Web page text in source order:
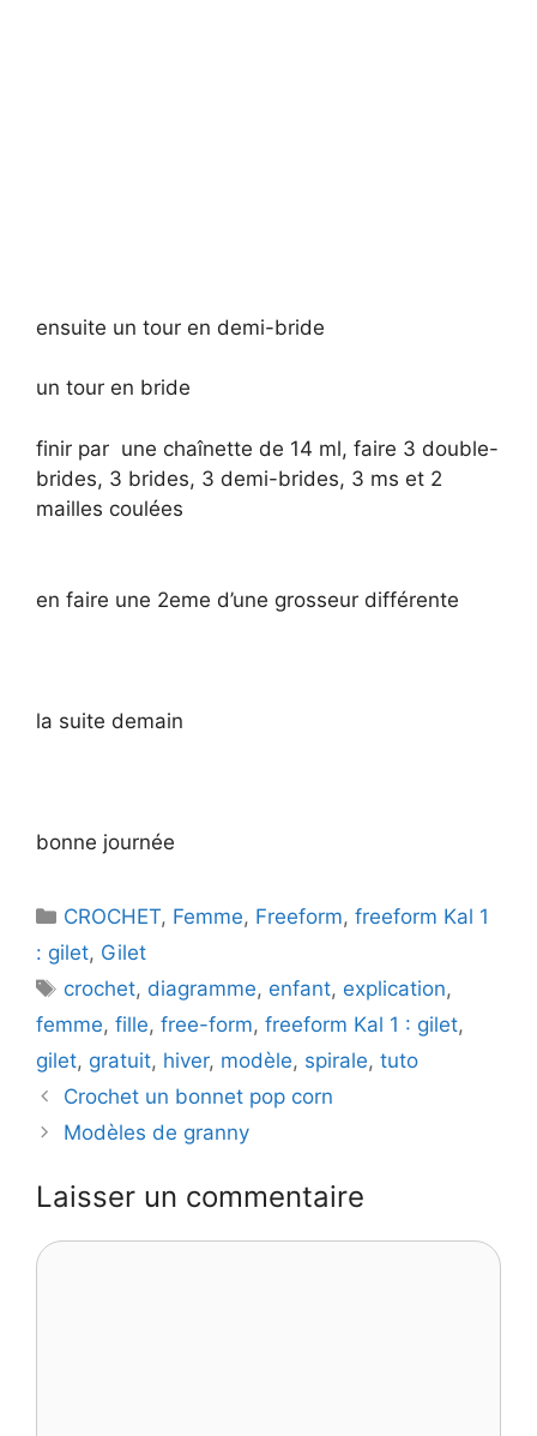
ensuite un tour en demi-bride
un tour en bride
finir par une chaînette de 14 ml, faire 3 double-
brides, 3 brides, 3 demi-brides, 3 ms et 2
mailles coulées
en faire une 2eme d’une grosseur différente
la suite demain
bonne journée
Catégories
CROCHET, Femme, Freeform,freeform Kal 1
: gilet, Gilet
Étiquettes
crochet, diagramme, enfant, explication,
femme, fille, free-form, freeform Kal 1 : gilet,
gilet, gratuit, hiver, modèle, spirale, tuto
Crochet un bonnet pop corn
Modèles de granny
Laisser un commentaire
Commentaire